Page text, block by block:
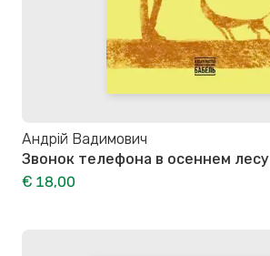
Андрій Вадимович
Звонок телефона в осеннем лесу
€ 18,00